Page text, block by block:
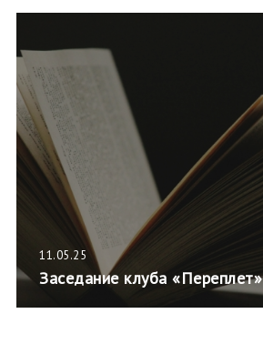
11.05.25
Заседание клуба «Переплет»